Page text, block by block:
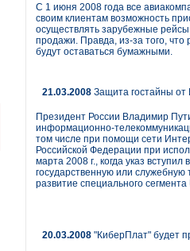
С 1 июня 2008 года все
своим клиентам возможность
осуществлять зарубежные
продажи. Правда, из-за того,
будут оставаться бумажными.
21.03.2008 Защита гостайны от
Президент России Владимир
информационно-
том числе при помощи сети
Российской Федерации при
марта 2008 г., когда указ
государственную или
развитие специального
20.03.2008 "КиберПлат" будет